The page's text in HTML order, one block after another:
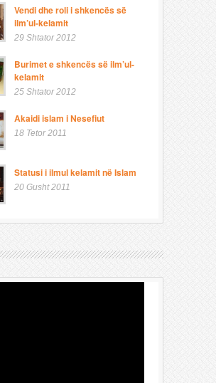
Vendi dhe roli i shkencës së
ilm’ul-kelamit
29 Shtator 2012
Burimet e shkencës së ilm’ul-
kelamit
25 Shtator 2012
Akaidi islam i Nesefiut
18 Tetor 2011
Statusi i ilmul kelamit në Islam
20 Gusht 2011